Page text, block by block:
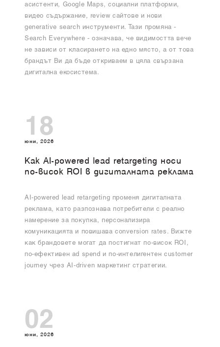
асистенти, Google Maps, социални платформи,
видео съдържание, review сайтове и нови
generative search инструменти. Тази промяна -
Search Everywhere - означава, че видимостта вече
не зависи от класирането на едно място, а от това
брандът Ви да бъде откриваем в цяла свързана
дигитална екосистема.
18
юни, 2026
Как AI-powered lead retargeting носи
по-висок ROI в дигиталната реклама
AI-powered lead retargeting променя дигиталната
реклама, като разпознава потребители с реално
намерение за покупка, персонализира
комуникацията и повишава conversion rates. Вижте
как брандовете могат да постигнат по-висок ROI,
по-ефективен ad spend и по-интелигентен customer
journey чрез AI-driven маркетинг стратегии.
02
юни, 2026